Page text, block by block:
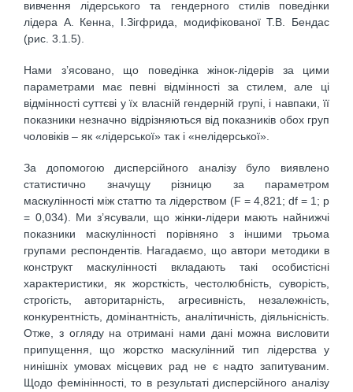
вивчення лідерського та гендерного стилів поведінки
лідера А. Кенна, І.Зігфрида, модифікованої Т.В. Бендас
(рис. 3.1.5).
Нами з’ясовано, що поведінка жінок-лідерів за цими
параметрами має певні відмінності за стилем, але ці
відмінності суттєві у їх власній гендерній групі, і навпаки, її
показники незначно відрізняються від показників обох груп
чоловіків – як «лідерської» так і «нелідерської».
За допомогою дисперсійного аналізу було виявлено
статистично значущу різницю за параметром
маскулінності між статтю та лідерством (F = 4,821; df = 1; p
= 0,034). Ми з’ясували, що жінки-лідери мають найнижчі
показники маскулінності порівняно з іншими трьома
групами респондентів. Нагадаємо, що автори методики в
конструкт маскулінності вкладають такі особистісні
характеристики, як жорсткість, честолюбність, суворість,
строгість, авторитарність, агресивність, незалежність,
конкурентність, домінантність, аналітичність, діяльнісність.
Отже, з огляду на отримані нами дані можна висловити
припущення, що жорстко маскулінний тип лідерства у
нинішніх умовах місцевих рад не є надто запитуваним.
Щодо фемінінності, то в результаті дисперсійного аналізу